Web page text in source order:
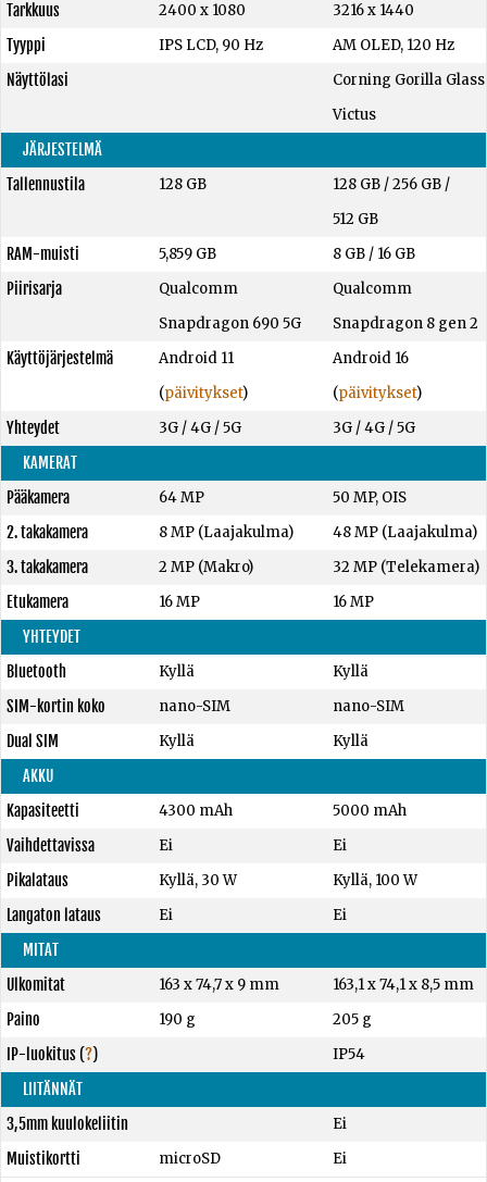
Tarkkuus
2400 x 1080
3216 x 1440
Tyyppi
IPS LCD, 90 Hz
AM OLED, 120 Hz
Näyttölasi
Corning Gorilla Glass
Victus
JÄRJESTELMÄ
Tallennustila
128 GB 128 GB /256 GB /
512 GB
RAM-muisti
5,859 GB 8 GB / 16 GB
Piirisarja
Qualcomm
Snapdragon 690 5G
Qualcomm
Snapdragon 8 gen 2
Käyttöjärjestelmä
Android 11
(päivitykset)
Android 16
(päivitykset)
Yhteydet
3G / 4G / 5G
3G / 4G / 5G
KAMERAT
Pääkamera
64 MP
50 MP, OIS
2. takakamera
8 MP (Laajakulma)
48 MP (Laajakulma)
3. takakamera
2 MP (Makro)
32 MP (Telekamera)
Etukamera
16 MP
16 MP
YHTEYDET
Bluetooth
Kyllä
Kyllä
SIM-kortin koko
nano-SIM
nano-SIM
Dual SIM
Kyllä
Kyllä
AKKU
Kapasiteetti
4300 mAh
5000 mAh
Vaihdettavissa
Ei
Ei
Pikalataus
Kyllä, 30 W
Kyllä, 100 W
Langaton lataus
Ei
Ei
MITAT
Ulkomitat
163 x 74,7 x 9 mm
163,1 x 74,1 x 8,5 mm
Paino
190 g
205 g
IP-luokitus(?)
IP54
LIITÄNNÄT
3,5mm kuulokeliitin
Ei
Muistikortti
microSD Ei